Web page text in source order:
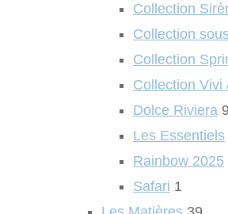
Collection
Collection
Collection
Collection Vivi
Dolce Riviera 9
Les Essentiels
Rainbow 2025
Safari 1